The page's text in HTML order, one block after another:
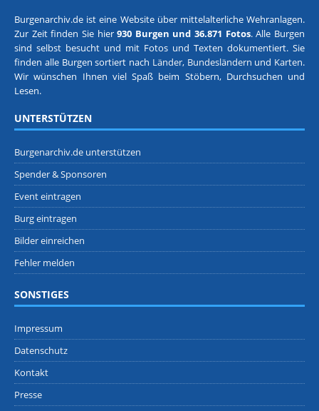
Burgenarchiv.de ist eine Website über mittelalterliche Wehranlagen.
Zur Zeit finden Sie hier930 Burgen und 36.871 Fotos. Alle Burgen
sind selbst besucht und mit Fotos und Texten dokumentiert. Sie
finden alle Burgen sortiert nach Länder, Bundesländern und Karten.
Wir wünschen Ihnen viel Spaß beim Stöbern, Durchsuchen und
Lesen.
UNTERSTÜTZEN
Burgenarchiv.de unterstützen
Spender & Sponsoren
Event eintragen
Burg eintragen
Bilder einreichen
Fehler melden
SONSTIGES
Impressum
Datenschutz
Kontakt
Presse